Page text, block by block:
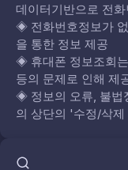
데이터기반으로 전
◈ 전화번호정보가
을 통한 정보 제공
◈ 휴대폰 정보조회
등의 문제로 인해 제
◈ 정보의 오류, 불
의 상단의 '수정/삭